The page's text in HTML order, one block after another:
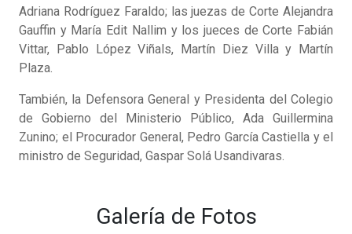
Adriana Rodríguez Faraldo; las juezas de Corte Alejandra
Gauffin y María Edit Nallim y los jueces de Corte Fabián
Vittar, Pablo López Viñals, Martín Diez Villa y Martín
Plaza.
También, la Defensora General y Presidenta del Colegio
de Gobierno del Ministerio Público, Ada Guillermina
Zunino; el Procurador General, Pedro García Castiella y el
ministro de Seguridad, Gaspar Solá Usandivaras.
Galería de Fotos